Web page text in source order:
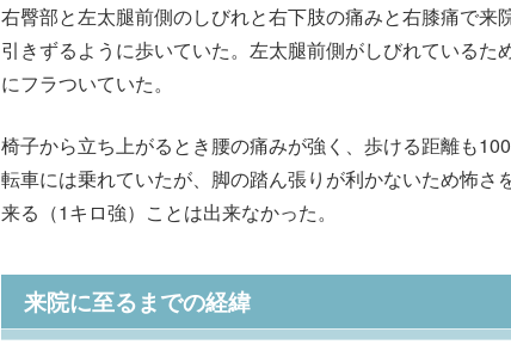
右臀部と左太腿前側のしびれと右下肢の痛みと右膝痛で来
引きずるように歩いていた。左太腿前側がしびれているた
にフラついていた。
椅子から立ち上がるとき腰の痛みが強く、歩ける距離も
転車には乗れていたが、脚の踏ん張りが利かないため怖さ
来る（1キロ強）ことは出来なかった。
来院に至るまでの経緯